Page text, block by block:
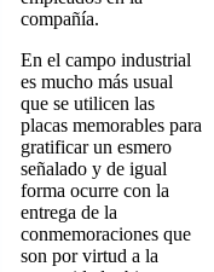
compañía.
En el campo industrial
es mucho más usual
que se utilicen las
placas memorables para
gratificar un esmero
señalado y de igual
forma ocurre con la
entrega de la
conmemoraciones que
son por virtud a la